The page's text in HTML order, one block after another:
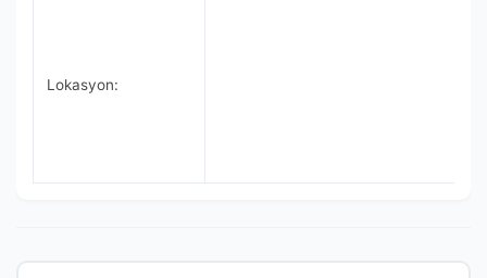
Lokasyon: